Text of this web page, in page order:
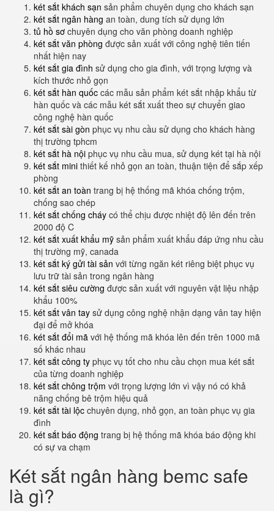
két sắt khách sạn sản phẩm chuyên dụng cho khách sạn
két sắt ngân hàng an toàn, dung tích sử dụng lớn
tủ hồ sơ chuyên dụng cho văn phòng doanh nghiệp
két sắt văn phòng được sản xuất với công nghệ tiên tiến
nhất hiện nay
két sắt gia đình sử dụng cho gia đình, với trọng lượng và
kích thước nhỏ gọn
két sắt hàn quốc các mẫu sản phẩm két sắt nhập khẩu từ
hàn quốc và các mẫu két sắt xuất theo sự chuyển giao
công nghệ hàn quốc
két sắt sài gòn phục vụ nhu cầu sử dụng cho khách hàng
thị trường tphcm
két sắt hà nội phục vụ nhu cầu mua, sử dụng két tại hà nội
két sắt mini thiết kế nhỏ gọn an toàn, thuận tiện để sắp xếp
phòng
két sắt an toàn trang bị hệ thống mã khóa chống trộm,
chống sao chép
két sắt chống cháy có thể chịu được nhiệt độ lên đến trên
2000 độ C
két sắt xuất khẩu mỹ sản phẩm xuất khẩu đáp ứng nhu cầu
thị trường mỹ, canada
két sắt ký gửi tài sản với từng ngăn két riêng biệt phục vụ
lưu trữ tài sản trong ngân hàng
két sắt siêu cường được sản xuất với nguyên vật liệu nhập
khẩu 100%
két sắt vân tay sử dụng công nghệ nhận dạng vân tay hiện
đại để mở khóa
két sắt đổi mã với hệ thống mã khóa lên đến trên 1000 mã
số khác nhau
két sắt công ty phục vụ tốt cho nhu cầu chọn mua két sắt
của từng doanh nghiệp
két sắt chông trộm với trọng lượng lớn vì vậy nó có khả
năng chống bê trộm hiệu quả
két sắt tài lộc chuyên dụng, nhỏ gọn, an toàn phục vụ gia
đình
két sắt báo động trang bị hệ thống mã khóa báo động khi
có sự va chạm
Két sắt ngân hàng bemc safe
là gì?